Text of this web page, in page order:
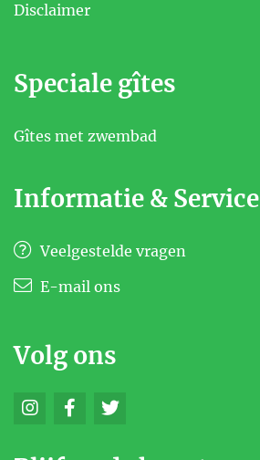
Disclaimer
Speciale gîtes
Gîtes met zwembad
Informatie & Service
Veelgestelde vragen
E-mail ons
Volg ons